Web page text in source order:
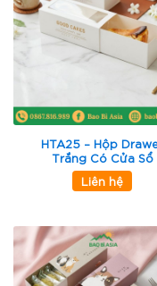
HTA25 – Hộp
Trắng Có Cửa Sổ
Liên hệ